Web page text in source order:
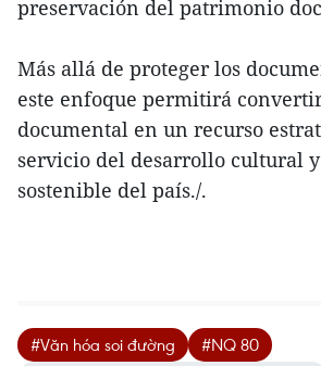
preservación del patrimonio
Más allá de proteger los
este enfoque permitirá
documental en un recurso
servicio del desarrollo cultural
sostenible del país./.
#Văn hóa soi đường
#NQ 80